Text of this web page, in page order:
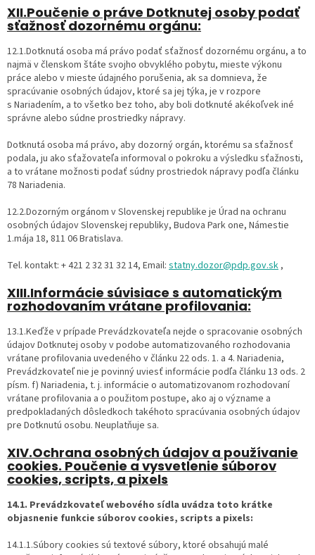
XII.Poučenie o práve Dotknutej osoby podať
sťažnosť dozornému orgánu:
12.1.Dotknutá osoba má právo podať sťažnosť dozornému orgánu, a to
najmä v členskom štáte svojho obvyklého pobytu, mieste výkonu
práce alebo v mieste údajného porušenia, ak sa domnieva, že
spracúvanie osobných údajov, ktoré sa jej týka, je v rozpore
s Nariadením, a to všetko bez toho, aby boli dotknuté akékoľvek iné
správne alebo súdne prostriedky nápravy.
Dotknutá osoba má právo, aby dozorný orgán, ktorému sa sťažnosť
podala, ju ako sťažovateľa informoval o pokroku a výsledku sťažnosti,
a to vrátane možnosti podať súdny prostriedok nápravy podľa článku
78 Nariadenia.
12.2.Dozorným orgánom v Slovenskej republike je Úrad na ochranu
osobných údajov Slovenskej republiky, Budova Park one, Námestie
1.mája 18, 811 06 Bratislava.
Tel. kontakt: + 421 2 32 31 32 14, Email: statny.dozor@pdp.gov.sk,
XIII.Informácie súvisiace s automatickým
rozhodovaním vrátane profilovania:
13.1.Keďže v prípade Prevádzkovateľa nejde o spracovanie osobných
údajov Dotknutej osoby v podobe automatizovaného rozhodovania
vrátane profilovania uvedeného v článku 22 ods. 1. a 4. Nariadenia,
Prevádzkovateľ nie je povinný uviesť informácie podľa článku 13 ods. 2
písm. f) Nariadenia, t. j. informácie o automatizovanom rozhodovaní
vrátane profilovania a o použitom postupe, ako aj o význame a
predpokladaných dôsledkoch takéhoto spracúvania osobných údajov
pre Dotknutú osobu. Neuplatňuje sa.
XIV.Ochrana osobných údajov a používanie
cookies. Poučenie a vysvetlenie súborov
cookies, scripts, a pixels
14.1. Prevádzkovateľ webového sídla uvádza toto krátke
objasnenie funkcie súborov cookies, scripts a pixels:
14.1.1.Súbory cookies sú textové súbory, ktoré obsahujú malé